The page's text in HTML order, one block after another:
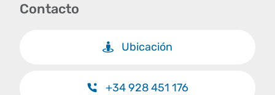
Contacto
Ubicación
+34 928 451 176